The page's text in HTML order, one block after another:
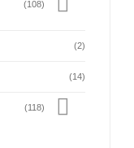
(108)
(2)
(14)
(118)